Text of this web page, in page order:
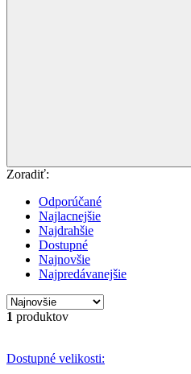
Zoradiť:
Odporúčané
Najlacnejšie
Najdrahšie
Dostupné
Najnovšie
Najpredávanejšie
1 produktov
Dostupné velikosti: